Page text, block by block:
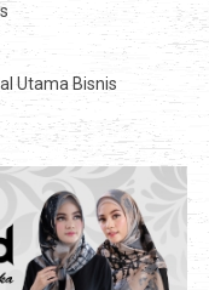
Utama Bisnis